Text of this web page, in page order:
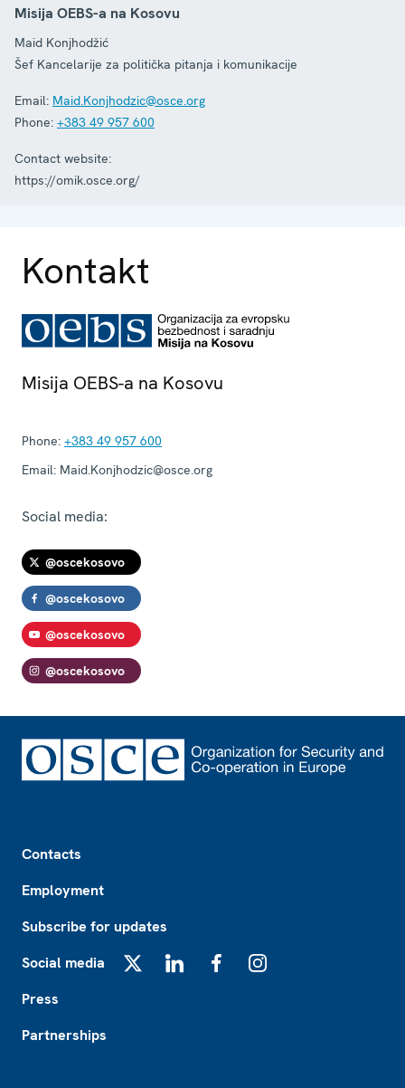
Misija OEBS-a na Kosovu
Maid Konjhodžić
Šef Kancelarije za politička pitanja i komunikacije
Email: Maid.Konjhodzic@osce.org
Phone: +383 49 957 600
Contact website:
https://omik.osce.org/
Kontakt
Misija OEBS-a na Kosovu
Phone: +383 49 957 600
Email: Maid.Konjhodzic@osce.org
Social media:
@oscekosovo
@oscekosovo
@oscekosovo
@oscekosovo
Contacts
Employment
Subscribe for updates
Social media
Press
Partnerships